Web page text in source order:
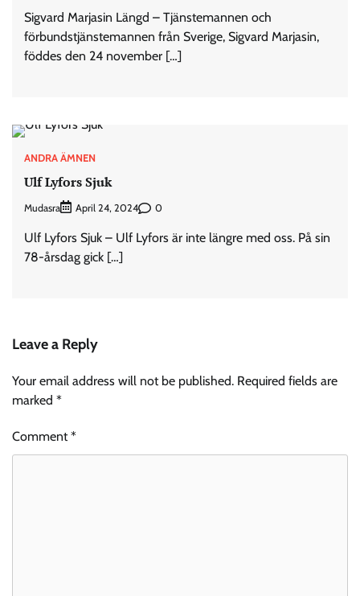
Sigvard Marjasin Längd – Tjänstemannen och
förbundstjänstemannen från Sverige, Sigvard Marjasin,
föddes den 24 november […]
ANDRA ÄMNEN
Ulf Lyfors Sjuk
Mudasra April 24, 2024 0
Ulf Lyfors Sjuk – Ulf Lyfors är inte längre med oss. På sin
78-årsdag gick […]
Leave a Reply
Your email address will not be published. Required fields are
marked *
Comment*